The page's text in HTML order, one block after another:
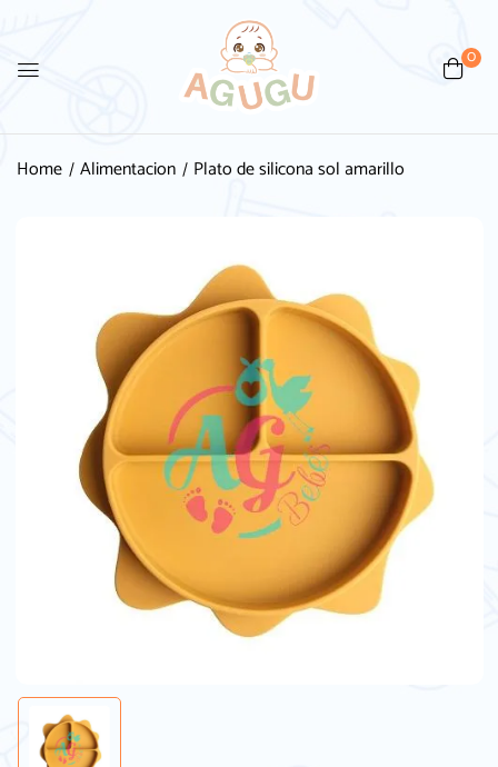
0
Home Alimentacion Plato de silicona sol amarillo
Be the first to review “Plato
de silicona sol amarillo”
Your rating